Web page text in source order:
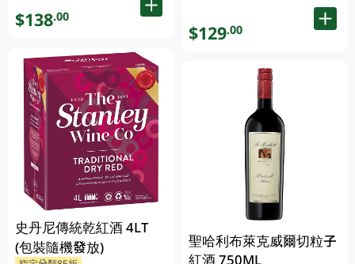
$138.00
史丹尼傳統乾紅酒 4LT
(包裝隨機發放)
$129.00
聖哈利布萊克威爾切粒子
紅酒 750ML